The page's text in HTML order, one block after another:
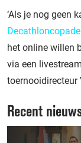
‘Als je nog geen
het online willen
via een
toernooidirecteur
Recent